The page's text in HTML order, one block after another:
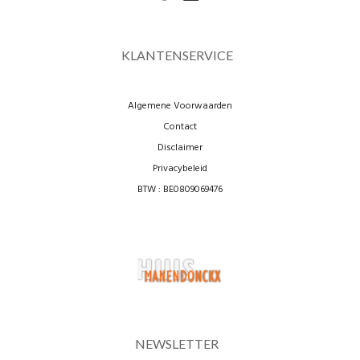
KLANTENSERVICE
Algemene Voorwaarden
Contact
Disclaimer
Privacybeleid
BTW : BE0809069476
NEWSLETTER